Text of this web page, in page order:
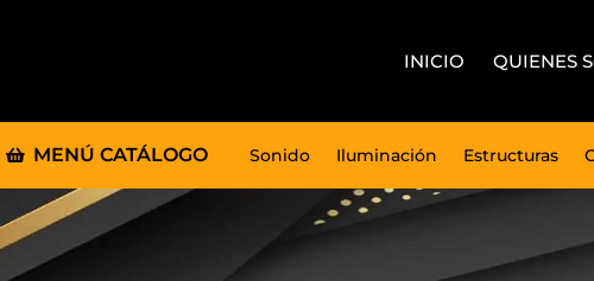
INICIO QUIENES
MENÚ CATÁLOGO Sonido Iluminación Estructuras